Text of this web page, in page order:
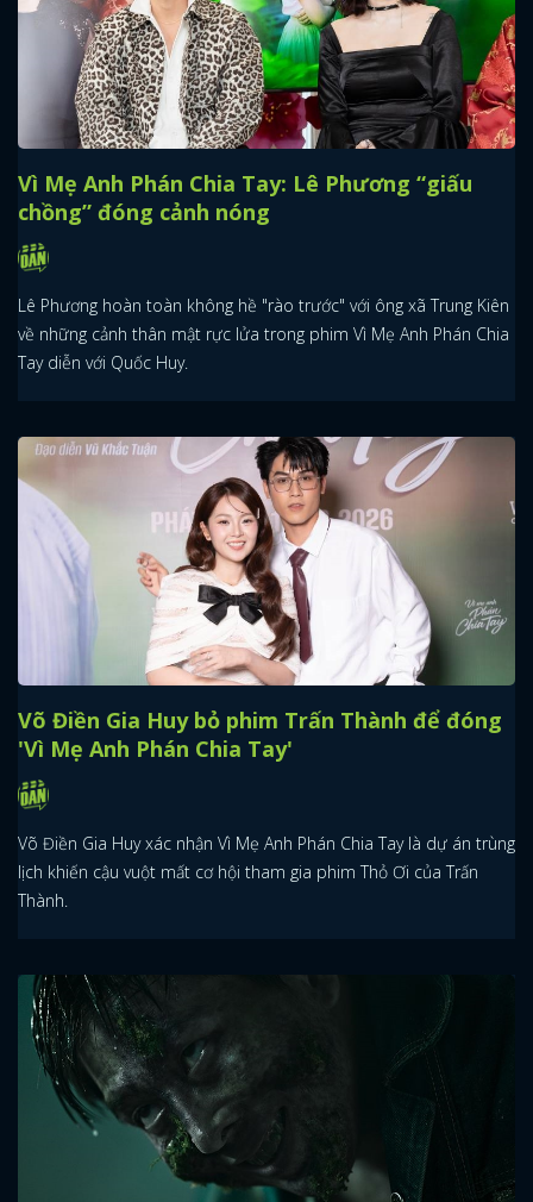
Vì Mẹ Anh Phán Chia Tay: Lê Phương “giấu
chồng” đóng cảnh nóng
Lê Phương hoàn toàn không hề "rào trước" với ông xã Trung Kiên
về những cảnh thân mật rực lửa trong phim Vì Mẹ Anh Phán Chia
Tay diễn với Quốc Huy.
Võ Điền Gia Huy bỏ phim Trấn Thành để đóng
'Vì Mẹ Anh Phán Chia Tay'
Võ Điền Gia Huy xác nhận Vì Mẹ Anh Phán Chia Tay là dự án trùng
lịch khiến cậu vuột mất cơ hội tham gia phim Thỏ Ơi của Trấn
Thành.